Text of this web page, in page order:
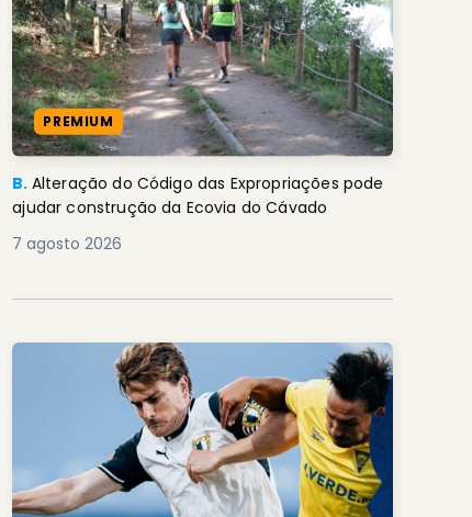
PREMIUM
B. Alteração do Código das Expropriações pode
ajudar construção da Ecovia do Cávado
7 agosto 2026